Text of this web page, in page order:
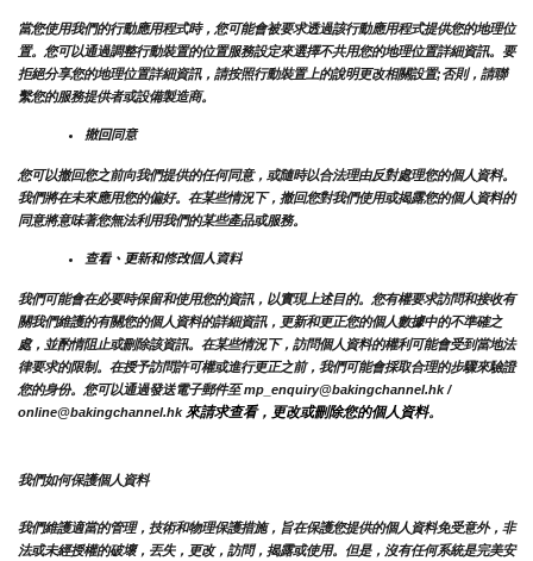
當您使用我們的行動應用程式時，您可能會被要求透過該行動應用程式提供您的地理位
置。您可以通過調整行動裝置的位置服務設定來選擇不共用您的地理位置詳細資訊。要
拒絕分享您的地理位置詳細資訊，請按照行動裝置上的說明更改相關設置;否則，請聯
繫您的服務提供者或設備製造商。
撤回同意
您可以撤回您之前向我們提供的任何同意，或隨時以合法理由反對處理您的個人資料。
我們將在未來應用您的偏好。在某些情況下，撤回您對我們使用或揭露您的個人資料的
同意將意味著您無法利用我們的某些產品或服務。
查看、更新和修改個人資料
我們可能會在必要時保留和使用您的資訊，以實現上述目的。您有權要求訪問和接收有
關我們維護的有關您的個人資料的詳細資訊，更新和更正您的個人數據中的不準確之
處，並酌情阻止或刪除該資訊。在某些情況下，訪問個人資料的權利可能會受到當地法
律要求的限制。在授予訪問許可權或進行更正之前，我們可能會採取合理的步驟來驗證
您的身份。您可以通過發送電子郵件至 mp_enquiry@bakingchannel.hk /
online@bakingchannel.hk 來請求查看，更改或刪除您的個人資料。
我們如何保護個人資料
我們維護適當的管理，技術和物理保護措施，旨在保護您提供的個人資料免受意外，非
法或未經授權的破壞，丟失，更改，訪問，揭露或使用。但是，沒有任何系統是完美安